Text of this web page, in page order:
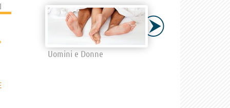
]
Uomini e Donne